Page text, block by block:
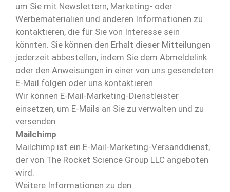
um Sie mit Newslettern, Marketing- oder
Werbematerialien und anderen Informationen zu
kontaktieren, die für Sie von Interesse sein
könnten. Sie können den Erhalt dieser Mitteilungen
jederzeit abbestellen, indem Sie dem Abmeldelink
oder den Anweisungen in einer von uns gesendeten
E-Mail folgen oder uns kontaktieren.
Wir können E-Mail-Marketing-Dienstleister
einsetzen, um E-Mails an Sie zu verwalten und zu
versenden.
Mailchimp
Mailchimp ist ein E-Mail-Marketing-Versanddienst,
der von The Rocket Science Group LLC angeboten
wird.
Weitere Informationen zu den